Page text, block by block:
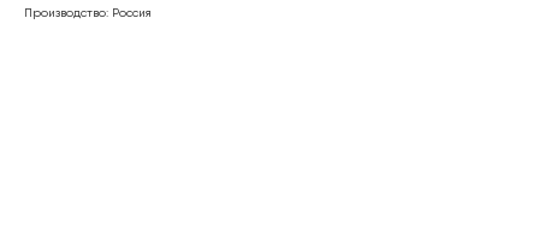
Производство: Россия